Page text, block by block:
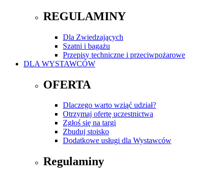
REGULAMINY
Dla Zwiedzających
Szatni i bagażu
Przepisy techniczne i przeciwpożarowe
DLA WYSTAWCÓW
OFERTA
Dlaczego warto wziąć udział?
Otrzymaj ofertę uczestnictwa
Zgłoś się na targi
Zbuduj stoisko
Dodatkowe usługi dla Wystawców
Regulaminy